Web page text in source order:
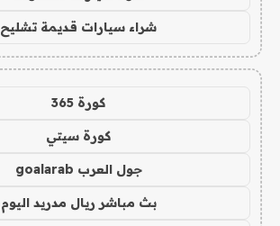
شراء سيارات قديمة تشليح
كورة 365
كورة سيتي
جول العرب goalarab
بث مباشر ريال مدريد اليوم